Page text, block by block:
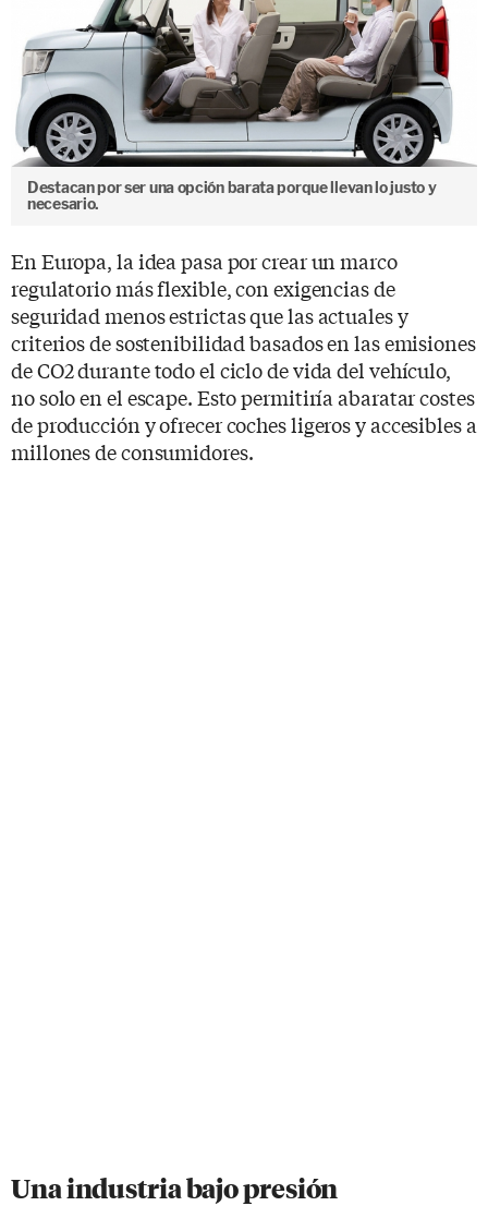
Destacan por ser una opción barata porque llevan lo justo y
necesario.
En Europa, la idea pasa por crear un marco
regulatorio más flexible, con exigencias de
seguridad menos estrictas que las actuales y
criterios de sostenibilidad basados en las emisiones
de CO2 durante todo el ciclo de vida del vehículo,
no solo en el escape. Esto permitiría abaratar costes
de producción y ofrecer coches ligeros y accesibles a
millones de consumidores.
Una industria bajo presión